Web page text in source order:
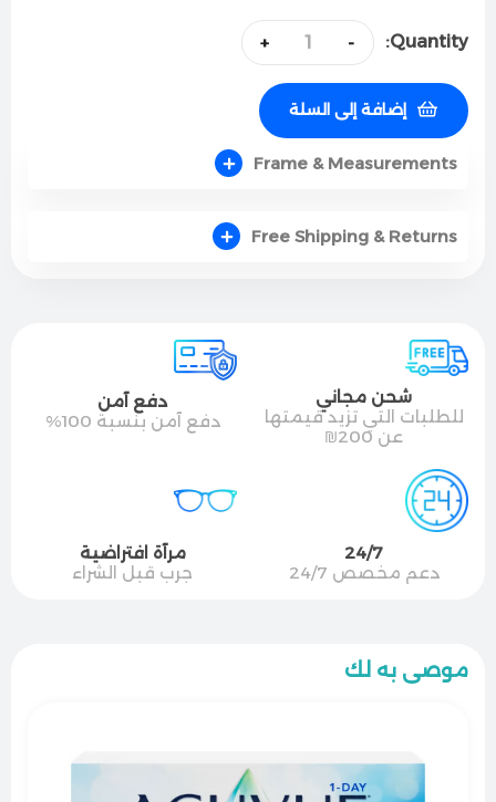
Quantity:
-
+
إضافة إلى السلة
Frame & Measurements
Free Shipping & Returns
شحن مجاني
للطلبات التي تزيد قيمتها
عن 200₪
دفع آمن
دفع آمن بنسبة 100%
24/7
دعم مخصص 24/7
مرآة افتراضية
جرب قبل الشراء
موصى به لك